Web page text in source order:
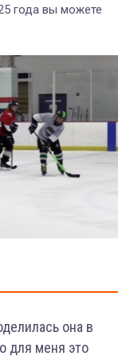
года вы можете
она в
для меня это